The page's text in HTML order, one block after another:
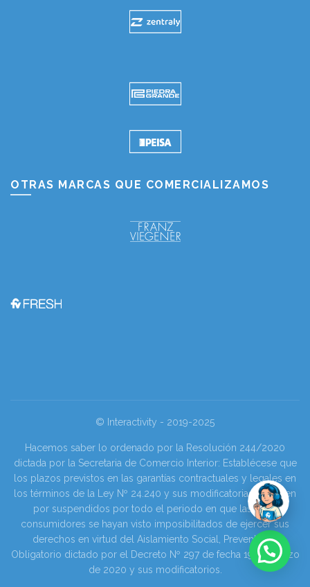
OTRAS MARCAS QUE COMERCIALIZAMOS
© Interactivity - 2019-2025
Hacemos saber lo ordenado por la Resolución 244/2020
dictada por la Secretaria de Comercio Interior: Establécese que
los plazos previstos en las garantías contractuales y legales en
los términos de la Ley Nº 24.240 y sus modificatorias se tienen
por suspendidos por todo el periodo en que las y los
consumidores se hayan visto imposibilitados de ejercer sus
derechos en virtud del Aislamiento Social, Preventivo y
Obligatorio dictado por el Decreto Nº 297 de fecha 19 de marzo
de 2020 y sus modificatorios.